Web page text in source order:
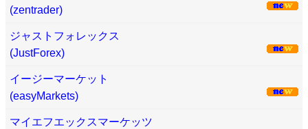
(zentrader)
ジャストフォレックス
(JustForex)
イージーマーケット
(easyMarkets)
マイエフエックスマーケッツ